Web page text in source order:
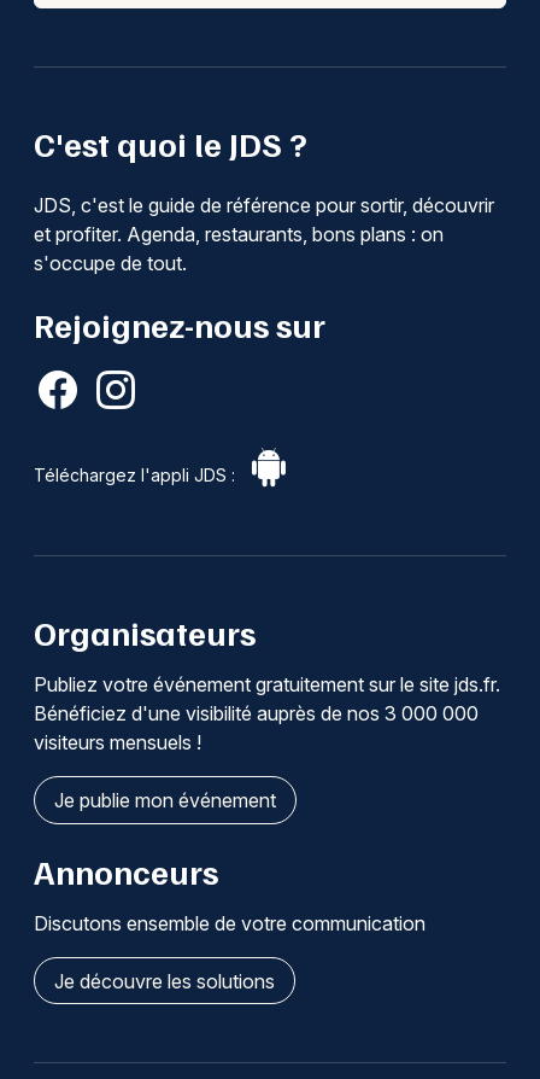
C'est quoi le JDS ?
JDS, c'est le guide de référence pour sortir, découvrir
et profiter. Agenda, restaurants, bons plans : on
s'occupe de tout.
Rejoignez-nous sur
Téléchargez l'appli JDS :
Organisateurs
Publiez votre événement gratuitement sur le site jds.fr.
Bénéficiez d'une visibilité auprès de nos 3 000 000
visiteurs mensuels !
Je publie mon événement
Annonceurs
Discutons ensemble de votre communication
Je découvre les solutions